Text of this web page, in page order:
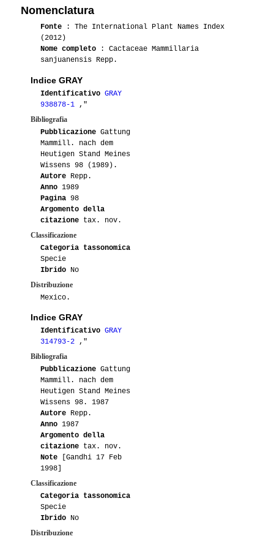
Nomenclatura
Fonte : The International Plant Names Index
(2012)
Nome completo : Cactaceae Mammillaria
sanjuanensis Repp.
Indice GRAY
Identificativo GRAY
938878-1 ,"
Bibliografia
Pubblicazione Gattung
Mammill. nach dem
Heutigen Stand Meines
Wissens 98 (1989).
Autore Repp.
Anno 1989
Pagina 98
Argomento della
citazione tax. nov.
Classificazione
Categoria tassonomica
Specie
Ibrido No
Distribuzione
Mexico.
Indice GRAY
Identificativo GRAY
314793-2 ,"
Bibliografia
Pubblicazione Gattung
Mammill. nach dem
Heutigen Stand Meines
Wissens 98. 1987
Autore Repp.
Anno 1987
Argomento della
citazione tax. nov.
Note [Gandhi 17 Feb
1998]
Classificazione
Categoria tassonomica
Specie
Ibrido No
Distribuzione